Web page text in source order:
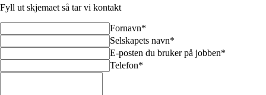
Fyll ut skjemaet så tar vi kontakt
Fornavn*
Selskapets navn*
E-posten du bruker på jobben*
Telefon*